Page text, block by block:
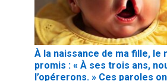
À la naissance de ma fille, le
promis : « À ses trois ans,
l’opérerons. » Ces paroles